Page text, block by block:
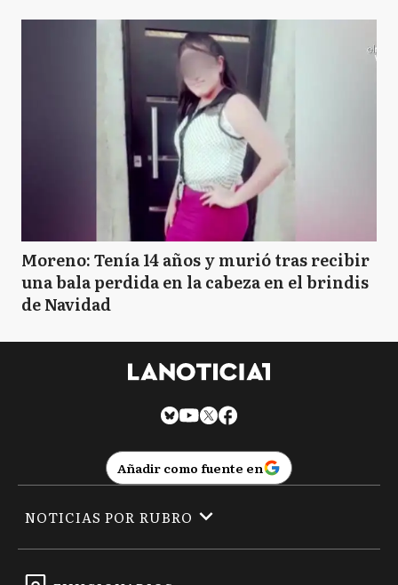
Moreno: Tenía 14 años y murió tras recibir
una bala perdida en la cabeza en el brindis
de Navidad
Añadir como fuente en
NOTICIAS POR RUBRO